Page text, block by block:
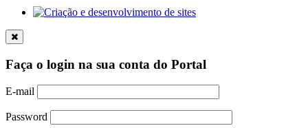
Faça o login na sua conta do Portal
E-mail
Password